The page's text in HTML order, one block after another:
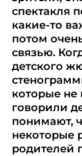
спектакля
какие-то
потом
связью.
детского
которые не
говорили
понимают,
некоторые
родителей